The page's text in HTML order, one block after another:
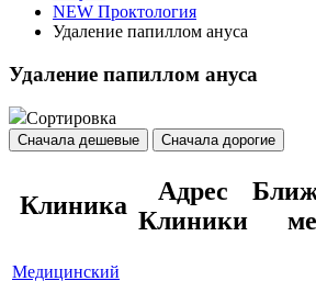
NEW Проктология
Удаление папиллом ануса
Удаление папиллом ануса
Сортировка
Сначала дешевые Сначала дорогие
Клиника
Адрес
Клиники
Медицинский